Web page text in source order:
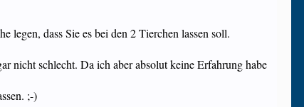
dass Sie es bei den 2 Tierchen lassen soll.
nicht schlecht. Da ich aber absolut keine Erfahrung habe
;-)